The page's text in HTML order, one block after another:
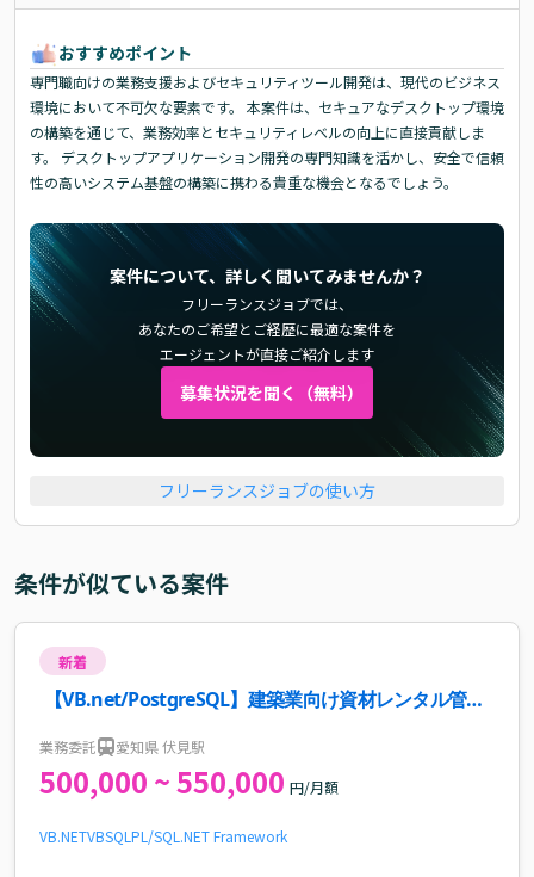
おすすめポイント
専門職向けの業務支援およびセキュリティツール開発は、現代のビジネス
環境において不可欠な要素です。 本案件は、セキュアなデスクトップ環境
の構築を通じて、業務効率とセキュリティレベルの向上に直接貢献しま
す。 デスクトップアプリケーション開発の専門知識を活かし、安全で信頼
性の高いシステム基盤の構築に携わる貴重な機会となるでしょう。
案件について、詳しく聞いてみませんか？
フリーランスジョブでは、
あなたのご希望とご経歴に最適な案件を
エージェントが直接ご紹介します
募集状況を聞く（無料）
フリーランスジョブの使い方
条件が似ている案件
新着
【VB.net/PostgreSQL】建築業向け資材レンタル管理
業務委託 愛知県 伏見駅
500,000 ~ 550,000 円/月額
VB.NETVBSQL PL/SQL .NET Framework